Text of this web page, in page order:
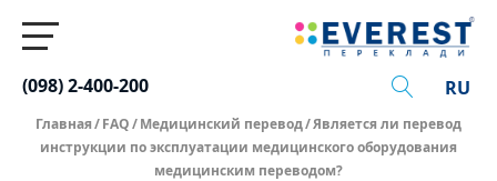
(098) 2-400-200 RU
Главная/FAQ/Медицинский перевод/Является ли перевод
инструкции по эксплуатации медицинского оборудования
медицинским переводом?